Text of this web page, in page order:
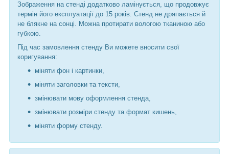
Зображення на стенді додатково ламінується, що продовжує
термін його експлуатації до 15 років. Стенд не дряпається й
не блякне на сонці. Можна протирати вологою тканиною або
губкою.
Під час замовлення стенду Ви можете вносити свої
коригування:
міняти фон і картинки,
міняти заголовки та тексти,
змінювати мову оформлення стенда,
змінювати розміри стенду та формат кишень,
міняти форму стенду.